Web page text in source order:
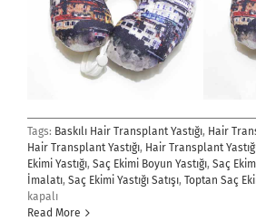
Tags: Baskılı Hair Transplant Yastığı, Hair
Hair Transplant Yastığı, Hair Transplant
Ekimi Yastığı, Saç Ekimi Boyun Yastığı, Saç
İmalatı, Saç Ekimi Yastığı Satışı, Toptan Saç
kapalı
Read More